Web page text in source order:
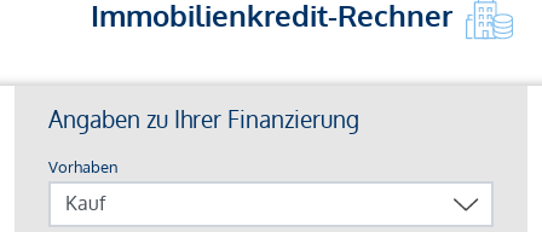
Immobilienkredit-Rechner